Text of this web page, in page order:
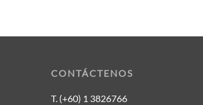
CONTÁCTENOS
T. (+60) 1 3826766